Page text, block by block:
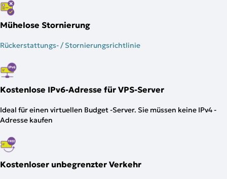
Mühelose Stornierung
Rückerstattungs- / Stornierungsrichtlinie
Kostenlose IPv6-Adresse für VPS-Server
Ideal für einen virtuellen Budget -Server. Sie müssen keine IPv4 -
Adresse kaufen
Kostenloser unbegrenzter Verkehr